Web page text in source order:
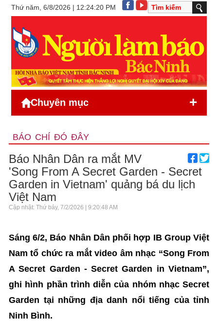
Thứ năm, 6/8/2026 | 12:24:20 PM
Chuyên mục +
BÁO CHÍ ĐÓ ĐÂY
Báo Nhân Dân ra mắt MV
'Song From A Secret Garden - Secret
Garden in Vietnam' quảng bá du lịch
Việt Nam
Cập nhật: Thứ bảy, 7/2/2026 | 9:20:48 AM
Sáng 6/2, Báo Nhân Dân phối hợp IB Group Việt
Nam tổ chức ra mắt video âm nhạc “Song From
A Secret Garden - Secret Garden in Vietnam”,
ghi hình phần trình diễn của nhóm nhạc Secret
Garden tại những địa danh nổi tiếng của tỉnh
Ninh Bình.